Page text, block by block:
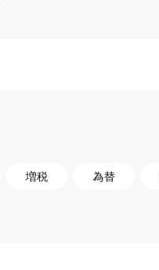
増税 為替